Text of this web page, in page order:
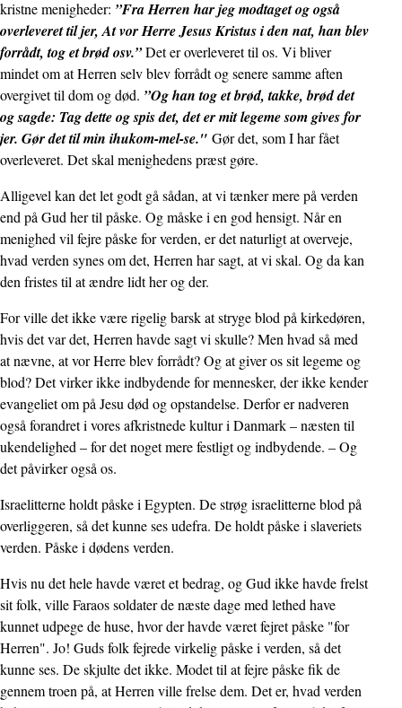
kristne menigheder: ”Fra Herren har jeg modtaget og også
overleveret til jer, At vor Herre Jesus Kristus i den nat, han blev
forrådt, tog et brød osv.”Det er overleveret til os. Vi bliver
mindet om at Herren selv blev forrådt og senere samme aften
overgivet til dom og død. ”Og han tog et brød, takke, brød det
og sagde: Tag dette og spis det, det er mit legeme som gives for
jer. Gør det til min ihukom-mel-se." Gør det, som I har fået
overleveret. Det skal menighedens præst gøre.
Alligevel kan det let godt gå sådan, at vi tænker mere på verden
end på Gud her til påske. Og måske i en god hensigt. Når en
menighed vil fejre påske for verden, er det naturligt at overveje,
hvad verden synes om det, Herren har sagt, at vi skal. Og da kan
den fristes til at ændre lidt her og der.
For ville det ikke være rigelig barsk at stryge blod på kirkedøren,
hvis det var det, Herren havde sagt vi skulle? Men hvad så med
at nævne, at vor Herre blev forrådt? Og at giver os sit legeme og
blod? Det virker ikke indbydende for mennesker, der ikke kender
evangeliet om på Jesu død og opstandelse. Derfor er nadveren
også forandret i vores afkristnede kultur i Danmark – næsten til
ukendelighed – for det noget mere festligt og indbydende. – Og
det påvirker også os.
Israelitterne holdt påske i Egypten. De strøg israelitterne blod på
overliggeren, så det kunne ses udefra. De holdt påske i slaveriets
verden. Påske i dødens verden.
Hvis nu det hele havde været et bedrag, og Gud ikke havde frelst
sit folk, ville Faraos soldater de næste dage med lethed have
kunnet udpege de huse, hvor der havde været fejret påske "for
Herren". Jo! Guds folk fejrede virkelig påske i verden, så det
kunne ses. De skjulte det ikke. Modet til at fejre påske fik de
gennem troen på, at Herren ville frelse dem. Det er, hvad verden